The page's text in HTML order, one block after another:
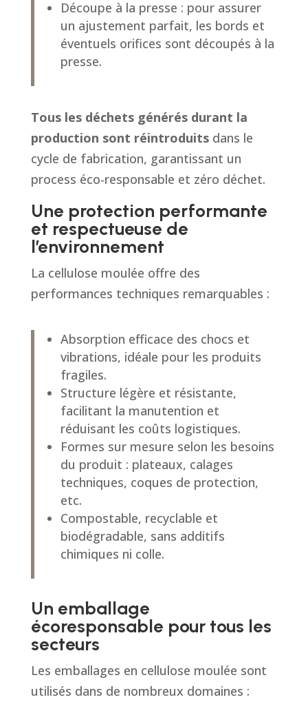
Découpe à la presse : pour assurer
un ajustement parfait, les bords et
éventuels orifices sont découpés à la
presse.
Tous les déchets générés durant la
production sont réintroduitsdans le
cycle de fabrication, garantissant un
process éco-responsable et zéro déchet.
Une protection performante
et respectueuse de
l’environnement
La cellulose moulée offre des
performances techniques remarquables :
Absorption efficace des chocs et
vibrations, idéale pour les produits
fragiles.
Structure légère et résistante,
facilitant la manutention et
réduisant les coûts logistiques.
Formes sur mesure selon les besoins
du produit : plateaux, calages
techniques, coques de protection,
etc.
Compostable, recyclable et
biodégradable, sans additifs
chimiques ni colle.
Un emballage
écoresponsable pour tous les
secteurs
Les emballages en cellulose moulée sont
utilisés dans de nombreux domaines :